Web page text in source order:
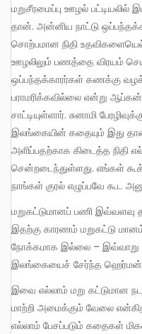
மறுசீரமைப்பு ஊழல் பட்டியலில்
தான். அன்னிய நாட்டு
சொற்பமான நிதி
ஊழலிலும் பணத்தை விரயம்
ஒப்பந்தக்காரர்கள் கணக்கு
பராமரிக்கவில்லை என்று
சாட்டியுள்ளார். சுனாமி
இலங்கையின் கதையும் இது
அளிப்பதற்காக கிடைத்த நிதி
சென்றடைந்துள்ளது. எங்கள்
நாங்கள் குரல் எழுப்பவே கூட
மறுகட்டுமானப் பணி இவ்வளவு தாறுமாறாக நடைபெறுகிறது என்றால்
இதற்கு காரணம் மறுகட்டு
நோக்கமாக இல்லை – இவ்வாறு
இலங்கையைச் சேர்ந்த
இவை எல்லாம் மறு கட்டுமான நடவடிக்கைகள் அல்ல – எல்லாவற்றையும்
மாற்றி அமைக்கும் வேலை
எல்லாம் பேசப்படும் கதைகள்